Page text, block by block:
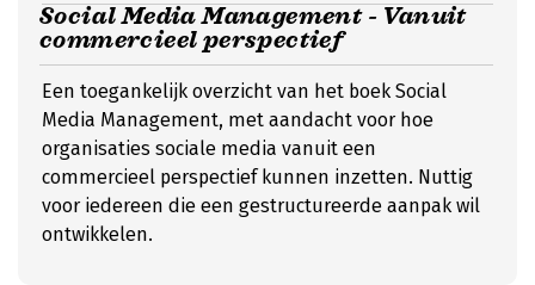
Social Media Management - Vanuit
commercieel perspectief
Een toegankelijk overzicht van het boek Social
Media Management, met aandacht voor hoe
organisaties sociale media vanuit een
commercieel perspectief kunnen inzetten. Nuttig
voor iedereen die een gestructureerde aanpak wil
ontwikkelen.